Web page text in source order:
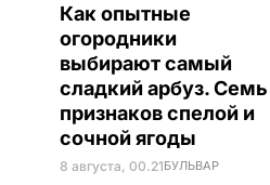
Как опытные
огородники
выбирают самый
сладкий арбуз. Семь
признаков спелой и
сочной ягоды
8 августа, 00.21БУЛЬВАР